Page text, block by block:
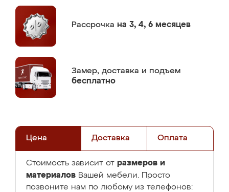
Рассрочка на 3, 4, 6 месяцев
Замер, доставка и подъем
бесплатно
Цена Доставка Оплата
Стоимость зависит от размеров и
материалов Вашей мебели. Просто
позвоните нам по любому из телефонов: